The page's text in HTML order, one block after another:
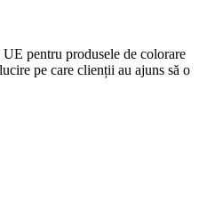
pentru produsele de colorare
pe care clienții au ajuns să o